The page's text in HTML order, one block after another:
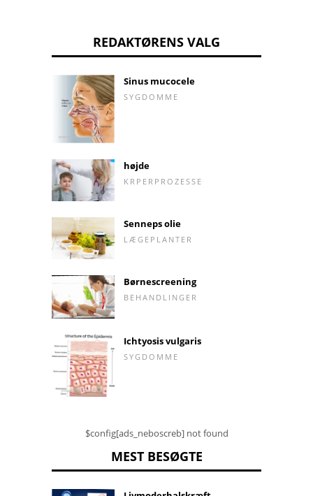
REDAKTØRENS VALG
Sinus mucocele
SYGDOMME
højde
KRPERPROZESSE
Senneps olie
LÆGEPLANTER
Børnescreening
BEHANDLINGER
Ichtyosis vulgaris
SYGDOMME
$config[ads_neboscreb] not found
MEST BESØGTE